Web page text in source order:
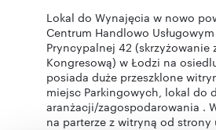
Lokal do Wynajęcia w nowo
Centrum Handlowo
Pryncypalnej 42 (skrzyżowanie
Kongresową) w Łodzi na
posiada duże przeszklone
miejsc Parkingowych, lokal do
aranżacji/zagospodarowania .
na parterze z witryną od strony